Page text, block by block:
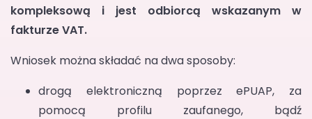
kompleksową i jest odbiorcą wskazanym w
fakturze VAT.
Wniosek można składać na dwa sposoby:
drogą elektroniczną poprzez ePUAP, za
pomocą profilu zaufanego, bądź